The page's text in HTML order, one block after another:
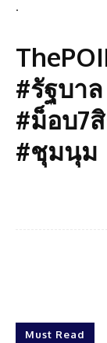
.
#รัฐบา
#ม็อบ7
#ชุมนุม
Must Read